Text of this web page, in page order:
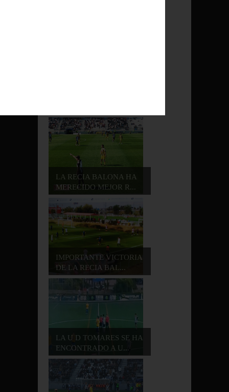
LA RECIA BALONA HA
MERECIDO MEJOR R...
IMPORTANTE VICTORIA
DE LA RECIA BAL...
LA U D TOMARES SE HA
ENCONTRADO A U...